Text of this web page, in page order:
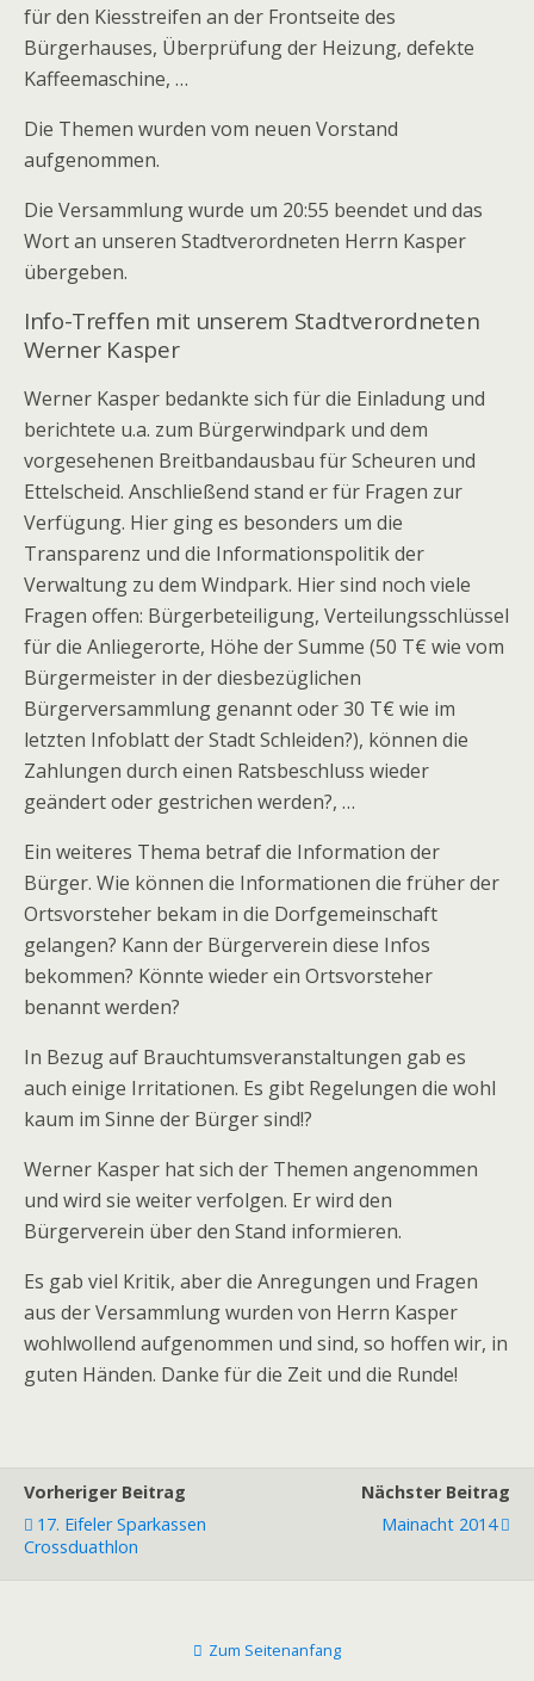
für den Kiesstreifen an der Frontseite des
Bürgerhauses, Überprüfung der Heizung, defekte
Kaffeemaschine, …
Die Themen wurden vom neuen Vorstand
aufgenommen.
Die Versammlung wurde um 20:55 beendet und das
Wort an unseren Stadtverordneten Herrn Kasper
übergeben.
Info-Treffen mit unserem Stadtverordneten
Werner Kasper
Werner Kasper bedankte sich für die Einladung und
berichtete u.a. zum Bürgerwindpark und dem
vorgesehenen Breitbandausbau für Scheuren und
Ettelscheid. Anschließend stand er für Fragen zur
Verfügung. Hier ging es besonders um die
Transparenz und die Informationspolitik der
Verwaltung zu dem Windpark. Hier sind noch viele
Fragen offen: Bürgerbeteiligung, Verteilungsschlüssel
für die Anliegerorte, Höhe der Summe (50 T€ wie vom
Bürgermeister in der diesbezüglichen
Bürgerversammlung genannt oder 30 T€ wie im
letzten Infoblatt der Stadt Schleiden?), können die
Zahlungen durch einen Ratsbeschluss wieder
geändert oder gestrichen werden?, …
Ein weiteres Thema betraf die Information der
Bürger. Wie können die Informationen die früher der
Ortsvorsteher bekam in die Dorfgemeinschaft
gelangen? Kann der Bürgerverein diese Infos
bekommen? Könnte wieder ein Ortsvorsteher
benannt werden?
In Bezug auf Brauchtumsveranstaltungen gab es
auch einige Irritationen. Es gibt Regelungen die wohl
kaum im Sinne der Bürger sind!?
Werner Kasper hat sich der Themen angenommen
und wird sie weiter verfolgen. Er wird den
Bürgerverein über den Stand informieren.
Es gab viel Kritik, aber die Anregungen und Fragen
aus der Versammlung wurden von Herrn Kasper
wohlwollend aufgenommen und sind, so hoffen wir, in
guten Händen. Danke für die Zeit und die Runde!
Vorheriger Beitrag
17. Eifeler Sparkassen
Crossduathlon
Nächster Beitrag
Mainacht 2014
Zum Seitenanfang